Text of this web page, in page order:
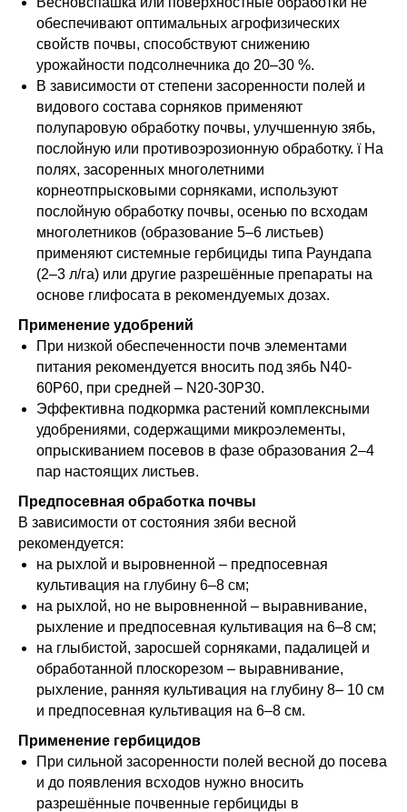
обеспечивают оптимальных агрофизических
свойств почвы, способствуют снижению
урожайности подсолнечника до 20–30 %.
В зависимости от степени засоренности полей и
видового состава сорняков применяют
полупаровую обработку почвы, улучшенную зябь,
послойную или противоэрозионную обработку. ï На
полях, засоренных многолетними
корнеотпрысковыми сорняками, используют
послойную обработку почвы, осенью по всходам
многолетников (образование 5–6 листьев)
применяют системные гербициды типа Раундапа
(2–3 л/га) или другие разрешённые препараты на
основе глифосата в рекомендуемых дозах.
Применение удобрений
При низкой обеспеченности почв элементами
питания рекомендуется вносить под зябь N40-
60P60, при средней – N20-30P30.
Эффективна подкормка растений комплексными
удобрениями, содержащими микроэлементы,
опрыскиванием посевов в фазе образования 2–4
пар настоящих листьев.
Предпосевная обработка почвы
В зависимости от состояния зяби весной
рекомендуется:
на рыхлой и выровненной – предпосевная
культивация на глубину 6–8 см;
на рыхлой, но не выровненной – выравнивание,
рыхление и предпосевная культивация на 6–8 см;
на глыбистой, заросшей сорняками, падалицей и
обработанной плоскорезом – выравнивание,
рыхление, ранняя культивация на глубину 8– 10 см
и предпосевная культивация на 6–8 см.
Применение гербицидов
При сильной засоренности полей весной до посева
и до появления всходов нужно вносить
разрешённые почвенные гербициды в